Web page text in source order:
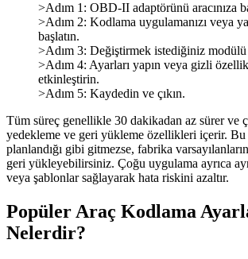
>Adım 1: OBD-II adaptörünü aracınıza
>Adım 2: Kodlama uygulamanızı veya
başlatın.
>Adım 3: Değiştirmek istediğiniz modülü
>Adım 4: Ayarları yapın veya gizli
etkinleştirin.
>Adım 5: Kaydedin ve çıkın.
Tüm süreç genellikle 30 dakikadan az sürer ve
yedekleme ve geri yükleme özellikleri içerir. Bu
planlandığı gibi gitmezse, fabrika
geri yükleyebilirsiniz. Çoğu uygulama ayrıca
veya şablonlar sağlayarak hata riskini azaltır.
Popüler Araç Kodlama
Nelerdir?